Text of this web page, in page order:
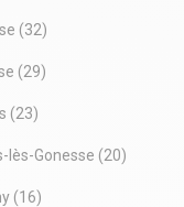
(32)
(29)
(23)
lès-Gonesse (20)
(16)